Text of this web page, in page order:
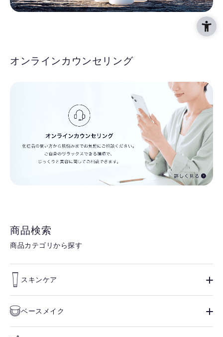
オンラインカウンセリング
商品検索
商品カテゴリから探す
スキンケア
ベースメイク